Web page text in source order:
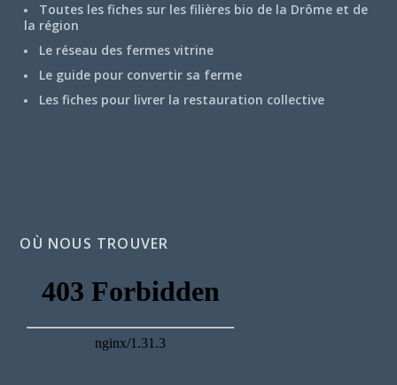
Toutes les fiches sur les filières bio de la Drôme et de
la région
Le réseau des fermes vitrine
Le guide pour convertir sa ferme
Les fiches pour livrer la restauration collective
OÙ NOUS TROUVER